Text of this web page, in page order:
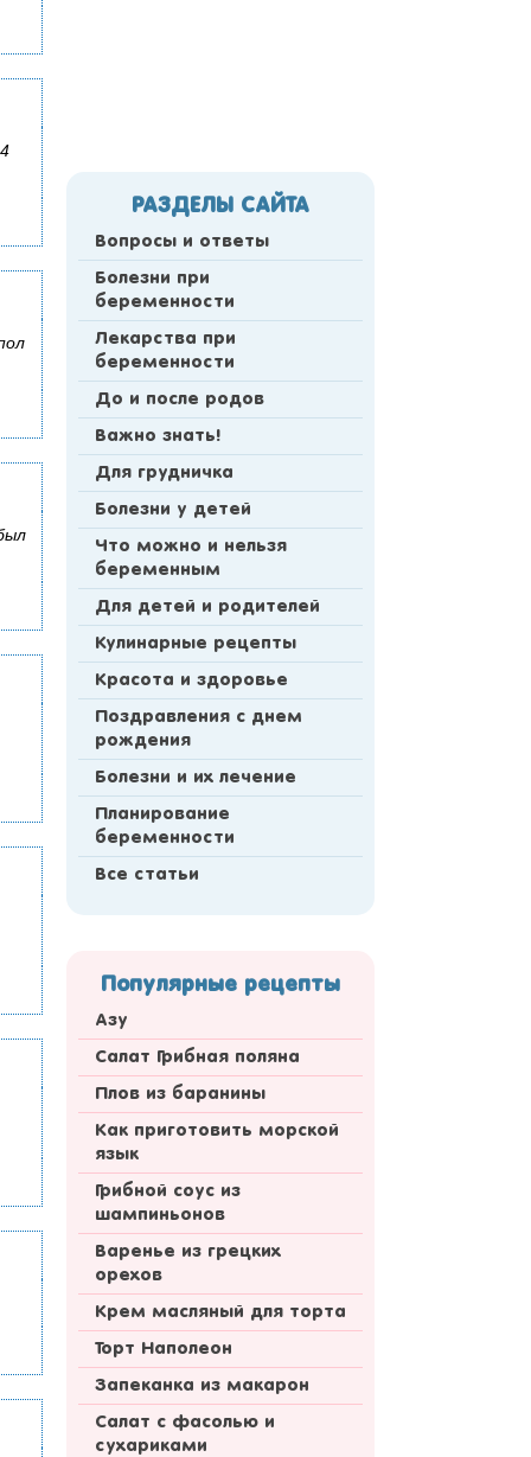
РАЗДЕЛЫ САЙТА
Вопросы и ответы
Болезни при
беременности
Лекарства при
беременности
До и после родов
Важно знать!
Для грудничка
Болезни у детей
Что можно и нельзя
беременным
Для детей и родителей
Кулинарные рецепты
Красота и здоровье
Поздравления с днем
рождения
Болезни и их лечение
Планирование
беременности
Все статьи
Популярные рецепты
Азу
Салат Грибная поляна
Плов из баранины
Как приготовить морской
язык
Грибной соус из
шампиньонов
Варенье из грецких
орехов
Крем масляный для торта
Торт Наполеон
Запеканка из макарон
Салат с фасолью и
сухариками